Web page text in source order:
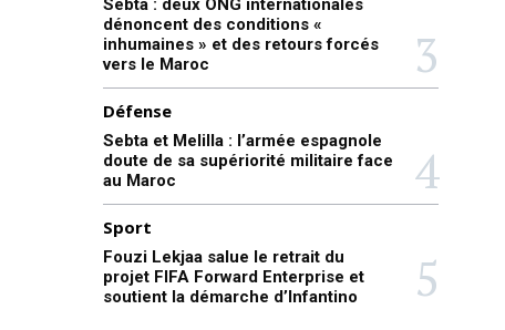
Sebta : deux ONG internationales
dénoncent des conditions «
inhumaines » et des retours forcés
vers le Maroc
Défense
Sebta et Melilla : l’armée espagnole
doute de sa supériorité militaire face
au Maroc
Sport
Fouzi Lekjaa salue le retrait du
projet FIFA Forward Enterprise et
soutient la démarche d’Infantino